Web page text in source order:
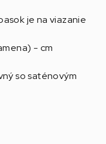
je na viazanie
- cm
so saténovým